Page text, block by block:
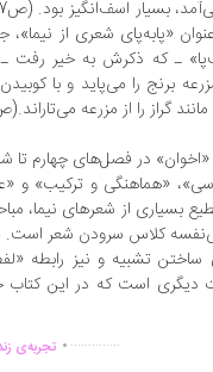
«پابه‌پای شعری از
ـ که ذکرش به خیر
برنج را می‌پاید و با
گراز را از مزرعه
در فصل‌های چهارم تا
«هماهنگی و ترکیب» و
بسیاری از شعرهای نیما،
کلاس سرودن شعر است.
ساختن تشبیه و نیز رابطه
دیگری است که در این کتاب
تجربه‌ی . ..............